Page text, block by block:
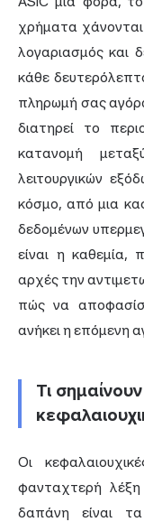
χρήματα χάνονται
λογαριασμός και
κάθε
πληρωμή σας
διατηρεί το
κατανομή
λειτουργικών
κόσμο, από μια
δεδομένων
είναι η καθεμία,
αρχές την
πώς να
ανήκει η επόμενη
Τι
Οι
φανταχτερή λέξη
δαπάνη είναι